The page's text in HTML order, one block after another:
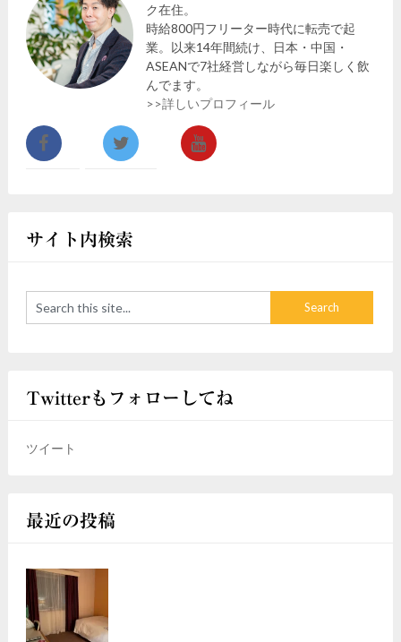
ク在住。
時給800円フリーター時代に転売で起
業。以来14年間続け、日本・中国・
ASEANで7社経営しながら毎日楽しく飲
んでます。
>>詳しいプロフィール
サイト内検索
Twitterもフォローしてね
ツイート
最近の投稿